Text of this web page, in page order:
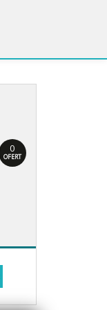
0
OFERT